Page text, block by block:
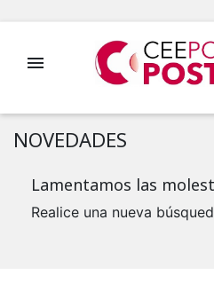

NOVEDADES
Lamentamos las
Realice una nueva